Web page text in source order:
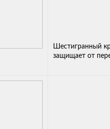
Шестигранный
защищает от